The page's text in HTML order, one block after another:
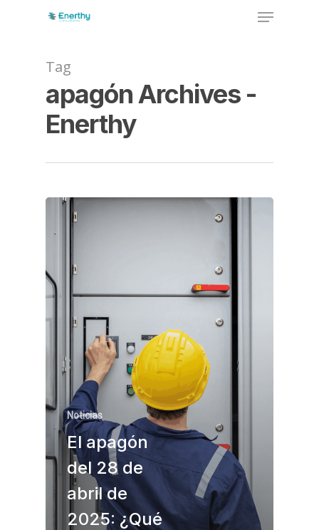
Menu
Tag
apagón Archives -
Enerthy
Noticias
El apagón
del 28 de
abril de
2025: ¿Qué